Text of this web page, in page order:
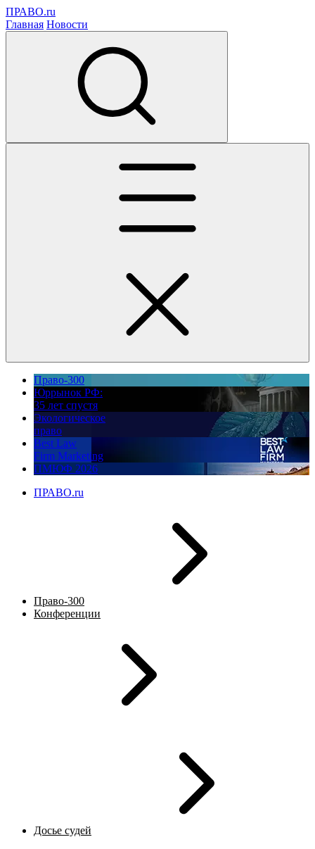
ПРАВО.ru
Главная Новости
Право-300
Юррынок РФ:
35 лет спустя
Экологическое
право
Best Law
Firm Marketing
ПМЮФ 2026
ПРАВО.ru
Право-300
Конференции
Досье судей